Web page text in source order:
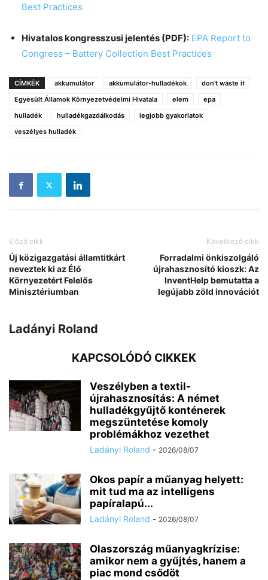
Best Practices
Hivatalos kongresszusi jelentés (PDF): EPA Report to
Congress – Battery Collection Best Practices
CÍMKÉK akkumulátor akkumulátor-hulladékok
don't waste it
Egyesült Államok Környezetvédelmi Hivatala
elem
epa
hulladék
hulladékgazdálkodás
legjobb gyakorlatok
veszélyes hulladék
Előző cikk
Új közigazgatási államtitkárt
neveztek ki az Élő
Környezetért Felelős
Minisztériumban
Következő cikk
Forradalmi önkiszolgáló
újrahasznosító kioszk: Az
InventHelp bemutatta a
legújabb zöld innovációt
Ladányi Roland
KAPCSOLÓDÓ CIKKEK
Veszélyben a textil-
újrahasznosítás: A német
hulladékgyűjtő konténerek
megszüntetése komoly
problémákhoz vezethet
Ladányi Roland - 2026/08/07
Okos papír a műanyag helyett:
mit tud ma az intelligens
papíralapú...
Ladányi Roland - 2026/08/07
Olaszország műanyagkrízise:
amikor nem a gyűjtés, hanem a
piac mond csődöt